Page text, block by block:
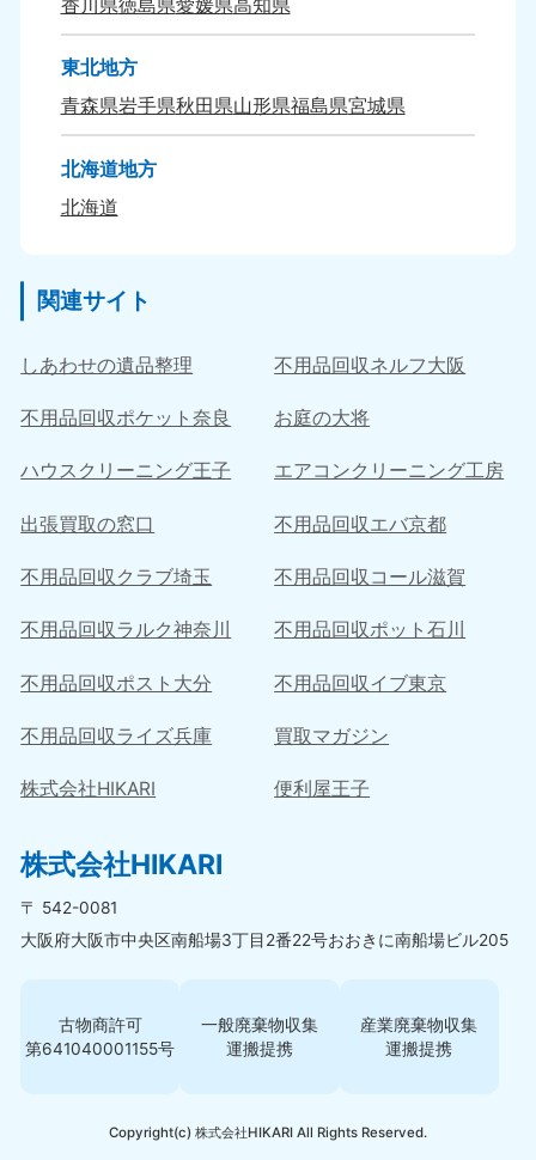
東北地方
青森県岩手県秋田県山形県福島県宮城県
北海道地方
北海道
関連サイト
しあわせの遺品整理 不用品回収ネルフ大阪
不用品回収ポケット奈良 お庭の大将
ハウスクリーニング王子 エアコンクリーニング工房
出張買取の窓口 不用品回収エバ京都
不用品回収クラブ埼玉 不用品回収コール滋賀
不用品回収ラルク神奈川 不用品回収ポット石川
不用品回収ポスト大分 不用品回収イブ東京
不用品回収ライズ兵庫 買取マガジン
株式会社HIKARI 便利屋王子
株式会社HIKARI
〒 542-0081
大阪府大阪市中央区南船場3丁目2番22号おおきに南船場ビル205
古物商許可
第641040001155号
一般廃棄物収集
運搬提携
産業廃棄物収集
運搬提携
Copyright(c) 株式会社HIKARI All Rights Reserved.